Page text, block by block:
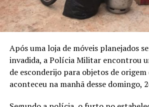
Após uma loja de móveis planejados
invadida, a Polícia Militar encontrou
de esconderijo para objetos de origem
aconteceu na manhã desse domingo,